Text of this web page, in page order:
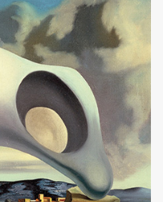
LINE EMAIL